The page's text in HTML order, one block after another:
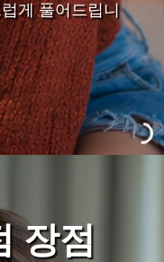
게 풀어드립니
장점